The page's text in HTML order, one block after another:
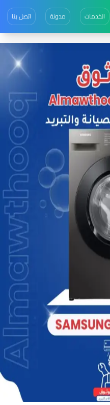
الخدمات مدونة اتصل بنا